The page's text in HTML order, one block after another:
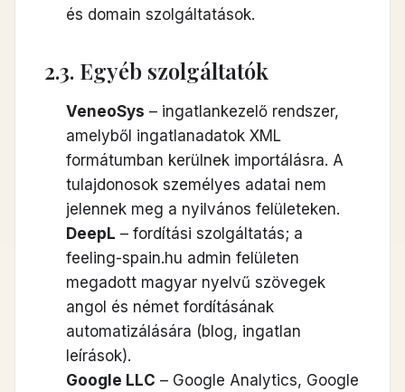
és domain szolgáltatások.
2.3. Egyéb szolgáltatók
VeneoSys – ingatlankezelő rendszer,
amelyből ingatlanadatok XML
formátumban kerülnek importálásra. A
tulajdonosok személyes adatai nem
jelennek meg a nyilvános felületeken.
DeepL – fordítási szolgáltatás; a
feeling-spain.hu admin felületen
megadott magyar nyelvű szövegek
angol és német fordításának
automatizálására (blog, ingatlan
leírások).
Google LLC – Google Analytics, Google